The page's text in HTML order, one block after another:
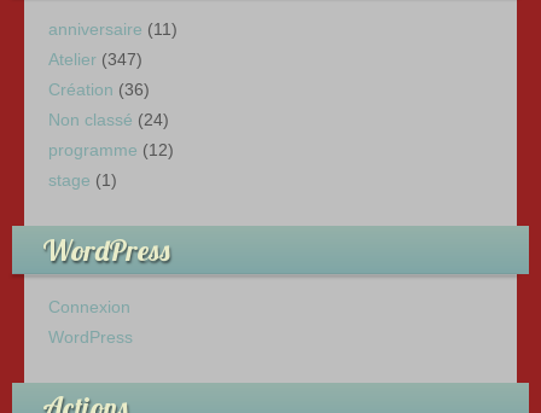
anniversaire (11)
Atelier (347)
Création (36)
Non classé (24)
programme (12)
stage (1)
WordPress
Connexion
WordPress